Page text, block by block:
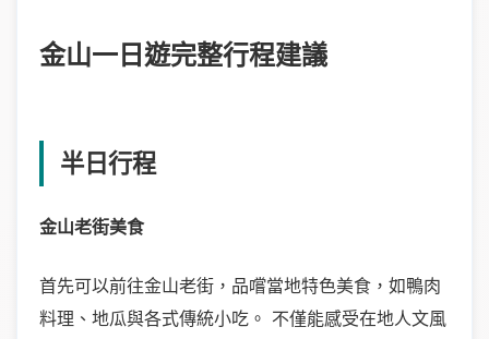
金山一日遊完整行程建議
半日行程
金山老街美食
首先可以前往金山老街，品嚐當地特色美食，如鴨肉
料理、地瓜與各式傳統小吃。 不僅能感受在地人文風